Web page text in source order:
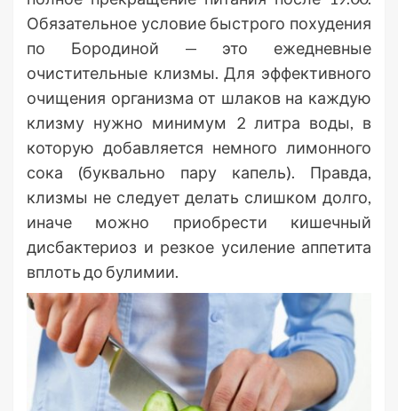
Обязательное условие быстрого похудения
по Бородиной — это ежедневные
очистительные клизмы. Для эффективного
очищения организма от шлаков на каждую
клизму нужно минимум 2 литра воды, в
которую добавляется немного лимонного
сока (буквально пару капель). Правда,
клизмы не следует делать слишком долго,
иначе можно приобрести кишечный
дисбактериоз и резкое усиление аппетита
вплоть до булимии.